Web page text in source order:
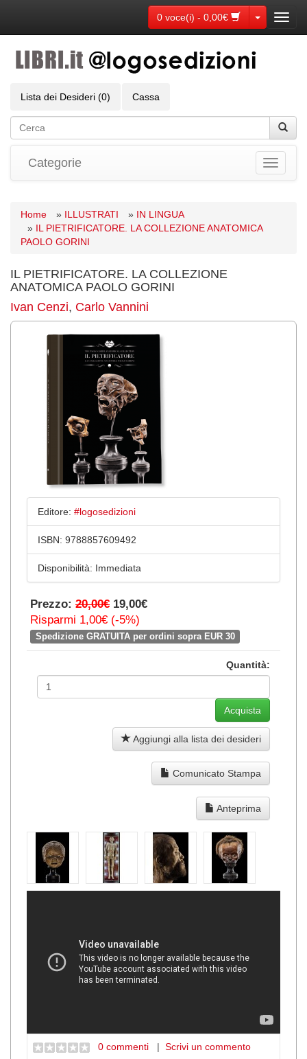
0 voce(i) - 0,00€ Toggle
Lista dei Desideri (0) Cassa
Toggle
Categorie
Home » ILLUSTRATI » IN LINGUA
» IL PIETRIFICATORE. LA COLLEZIONE ANATOMICA
PAOLO GORINI
IL PIETRIFICATORE. LA COLLEZIONE
ANATOMICA PAOLO GORINI
Ivan Cenzi, Carlo Vannini
Editore: #logosedizioni
ISBN: 9788857609492
Disponibilità: Immediata
Prezzo: 20,00€ 19,00€
Risparmi 1,00€ (-5%)
Spedizione GRATUITA per ordini sopra EUR 30
Quantità:
Aggiungi alla lista dei desideri
Comunicato Stampa
Anteprima
0 commenti | Scrivi un commento